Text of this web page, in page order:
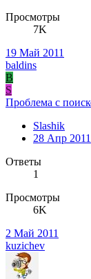
Просмотры
7K
19 Май 2011
baldins
B
S
Проблема с
Slashik
28 Апр 2011
Ответы
1
Просмотры
6K
2 Май 2011
kuzichev